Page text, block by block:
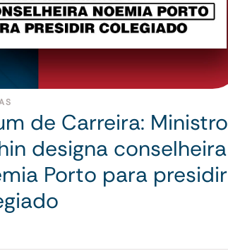
de Carreira: Ministro
designa conselheira
Porto para presidir